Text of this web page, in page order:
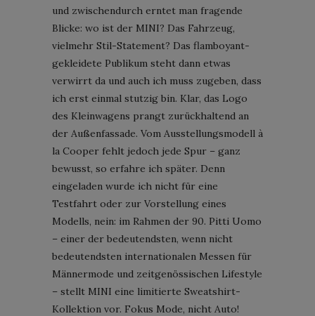
und zwischendurch erntet man fragende
Blicke: wo ist der MINI? Das Fahrzeug,
vielmehr Stil-Statement? Das flamboyant-
gekleidete Publikum steht dann etwas
verwirrt da und auch ich muss zugeben, dass
ich erst einmal stutzig bin. Klar, das Logo
des Kleinwagens prangt zurückhaltend an
der Außenfassade. Vom Ausstellungsmodell à
la Cooper fehlt jedoch jede Spur – ganz
bewusst, so erfahre ich später. Denn
eingeladen wurde ich nicht für eine
Testfahrt oder zur Vorstellung eines
Modells, nein: im Rahmen der 90. Pitti Uomo
– einer der bedeutendsten, wenn nicht
bedeutendsten internationalen Messen für
Männermode und zeitgenössischen Lifestyle
– stellt MINI eine limitierte Sweatshirt-
Kollektion vor. Fokus Mode, nicht Auto!